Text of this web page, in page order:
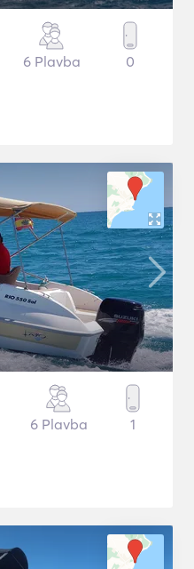
6 Plavba 0
6 Plavba 1